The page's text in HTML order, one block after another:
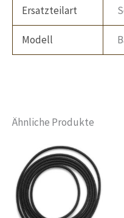
Ersatzteilart
Modell
Ähnliche Produkte